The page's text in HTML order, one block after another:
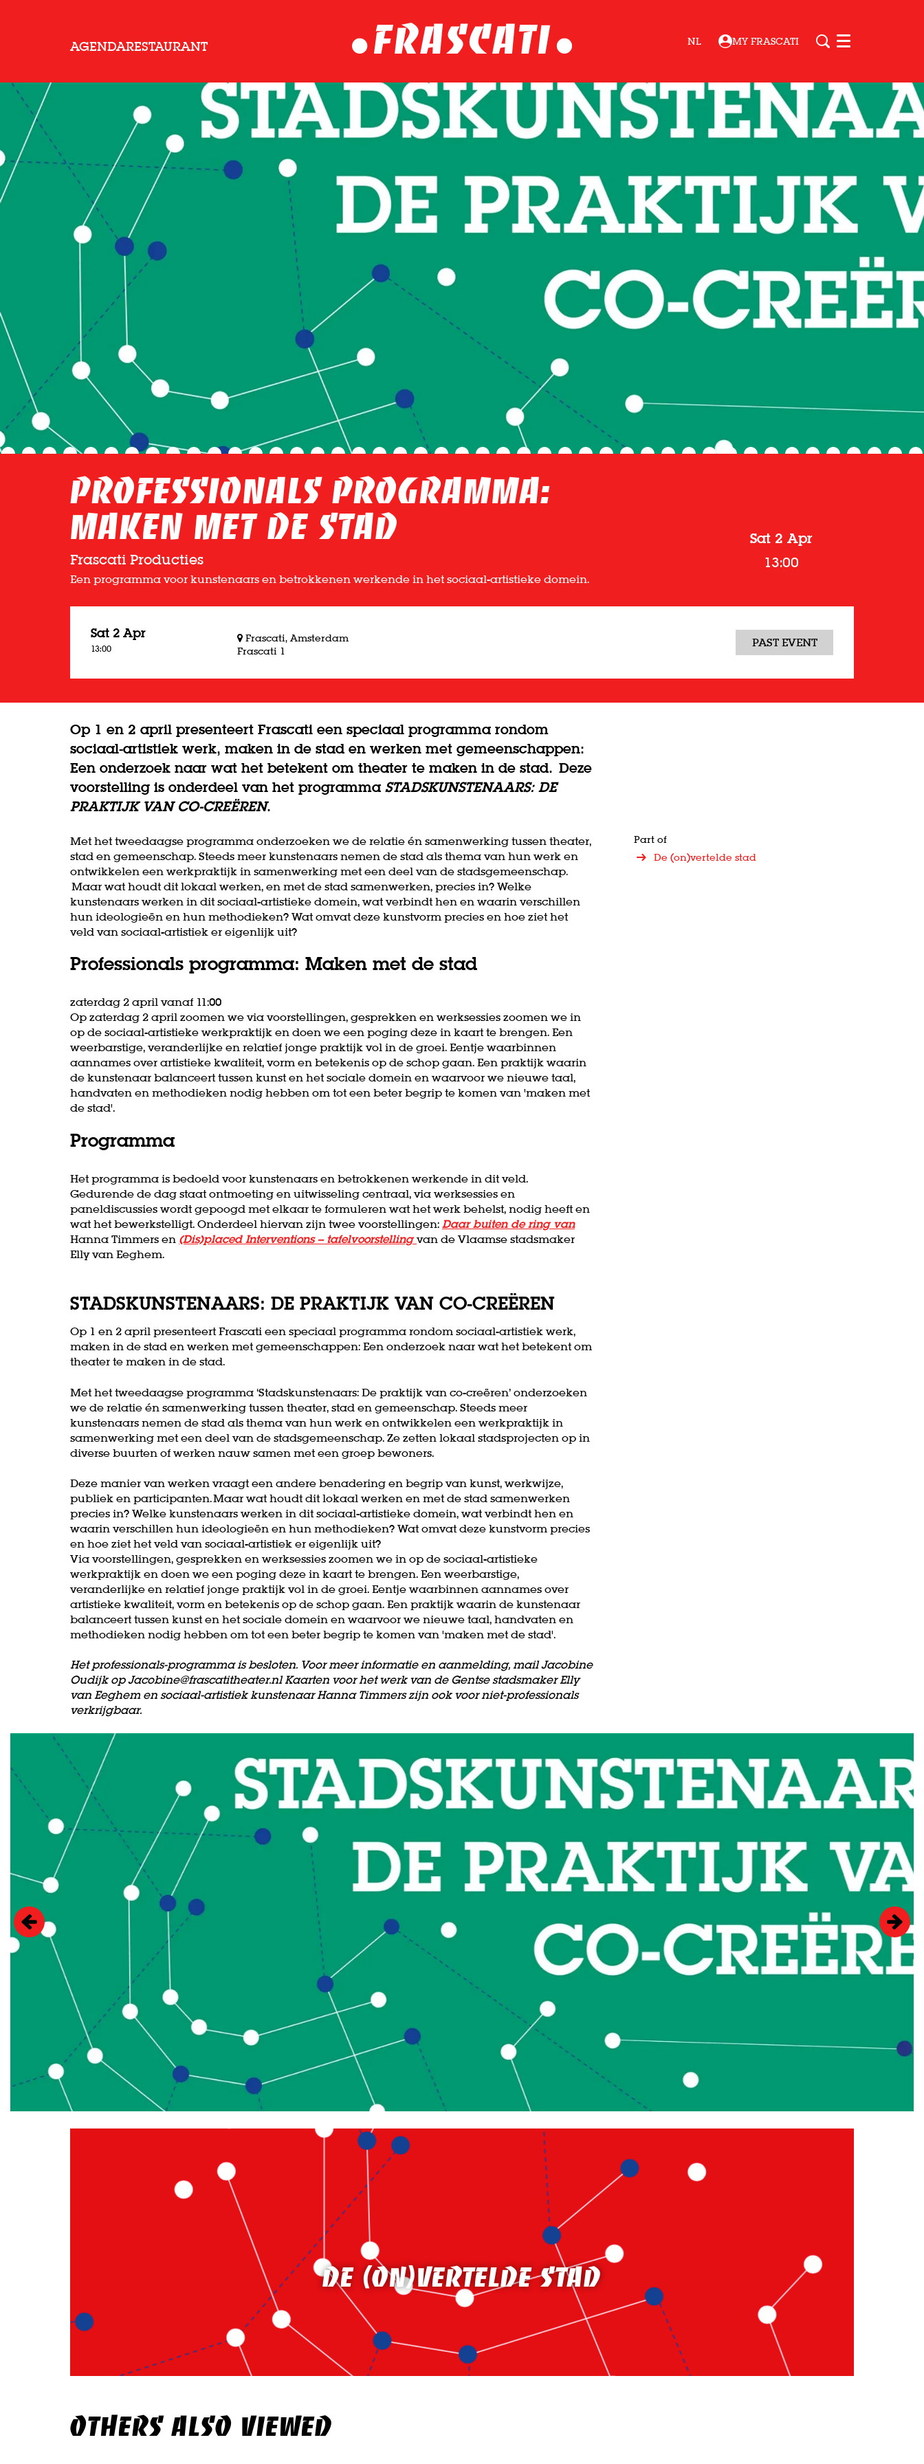
AGENDARESTAURANT NL MY FRASCATI Menu
Professionals programma:
Maken met de stad
Frascati Producties
Een programma voor kunstenaars en betrokkenen werkende in het sociaal-artistieke domein.
Sat 2 Apr
13:00
Sat 2 Apr
13:00
Frascati, Amsterdam
Frascati 1
PAST EVENT
Op 1 en 2 april presenteert Frascati een speciaal programma rondom
sociaal-artistiek werk, maken in de stad en werken met gemeenschappen:
Een onderzoek naar wat het betekent om theater te maken in de stad. Deze
voorstelling is onderdeel van het programma STADSKUNSTENAARS: DE
PRAKTIJK VAN CO-CREËREN.
Met het tweedaagse programma onderzoeken we de relatie én samenwerking tussen theater,
stad en gemeenschap. Steeds meer kunstenaars nemen de stad als thema van hun werk en
ontwikkelen een werkpraktijk in samenwerking met een deel van de stadsgemeenschap.
Maar wat houdt dit lokaal werken, en met de stad samenwerken, precies in? Welke
kunstenaars werken in dit sociaal-artistieke domein, wat verbindt hen en waarin verschillen
hun ideologieën en hun methodieken? Wat omvat deze kunstvorm precies en hoe ziet het
veld van sociaal-artistiek er eigenlijk uit?
Professionals programma: Maken met de stad
zaterdag 2 april vanaf 11:00
Op zaterdag 2 april zoomen we via voorstellingen, gesprekken en werksessies zoomen we in
op de sociaal-artistieke werkpraktijk en doen we een poging deze in kaart te brengen. Een
weerbarstige, veranderlijke en relatief jonge praktijk vol in de groei. Eentje waarbinnen
aannames over artistieke kwaliteit, vorm en betekenis op de schop gaan. Een praktijk waarin
de kunstenaar balanceert tussen kunst en het sociale domein en waarvoor we nieuwe taal,
handvaten en methodieken nodig hebben om tot een beter begrip te komen van 'maken met
de stad'.
Programma
Het programma is bedoeld voor kunstenaars en betrokkenen werkende in dit veld.
Gedurende de dag staat ontmoeting en uitwisseling centraal, via werksessies en
paneldiscussies wordt gepoogd met elkaar te formuleren wat het werk behelst, nodig heeft en
wat het bewerkstelligt. Onderdeel hiervan zijn twee voorstellingen: Daar buiten de ring van
Hanna Timmers en (Dis)placed Interventions – tafelvoorstellingvan de Vlaamse stadsmaker
Elly van Eeghem.
Part of
De (on)vertelde stad
STADSKUNSTENAARS: DE PRAKTIJK VAN CO-CREËREN
Op 1 en 2 april presenteert Frascati een speciaal programma rondom sociaal-artistiek werk,
maken in de stad en werken met gemeenschappen: Een onderzoek naar wat het betekent om
theater te maken in de stad.
Met het tweedaagse programma ‘Stadskunstenaars: De praktijk van co-creëren’ onderzoeken
we de relatie én samenwerking tussen theater, stad en gemeenschap. Steeds meer
kunstenaars nemen de stad als thema van hun werk en ontwikkelen een werkpraktijk in
samenwerking met een deel van de stadsgemeenschap. Ze zetten lokaal stadsprojecten op in
diverse buurten of werken nauw samen met een groep bewoners.
Deze manier van werken vraagt een andere benadering en begrip van kunst, werkwijze,
publiek en participanten. Maar wat houdt dit lokaal werken en met de stad samenwerken
precies in? Welke kunstenaars werken in dit sociaal-artistieke domein, wat verbindt hen en
waarin verschillen hun ideologieën en hun methodieken? Wat omvat deze kunstvorm precies
en hoe ziet het veld van sociaal-artistiek er eigenlijk uit?
Via voorstellingen, gesprekken en werksessies zoomen we in op de sociaal-artistieke
werkpraktijk en doen we een poging deze in kaart te brengen. Een weerbarstige,
veranderlijke en relatief jonge praktijk vol in de groei. Eentje waarbinnen aannames over
artistieke kwaliteit, vorm en betekenis op de schop gaan. Een praktijk waarin de kunstenaar
balanceert tussen kunst en het sociale domein en waarvoor we nieuwe taal, handvaten en
methodieken nodig hebben om tot een beter begrip te komen van 'maken met de stad'.
Het professionals-programma is besloten. Voor meer informatie en aanmelding, mail Jacobine
Oudijk op Jacobine@frascatitheater.nl Kaarten voor het werk van de Gentse stadsmaker Elly
van Eeghem en sociaal-artistiek kunstenaar Hanna Timmers zijn ook voor niet-professionals
verkrijgbaar.
Zoom
in
DE (ON)VERTELDE STAD
OTHERS ALSO VIEWED